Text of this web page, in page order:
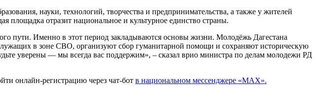
науки, технологий, творчества и предпринимательства, а также у жителей
площадка отразит национальное и культурное единство страны.
пути. Именно в этот период закладываются основы жизни. Молодёжь Дагестана
в зоне СВО, организуют сбор гуманитарной помощи и сохраняют историческую
уверены — мы всегда вас поддержим», – сказал врио министра по делам молодежи РД
онлайн-регистрацию через чат-бот в национальном мессенджере «МАХ».